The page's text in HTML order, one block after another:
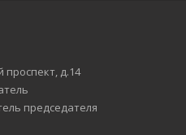
проспект, д.14
председателя